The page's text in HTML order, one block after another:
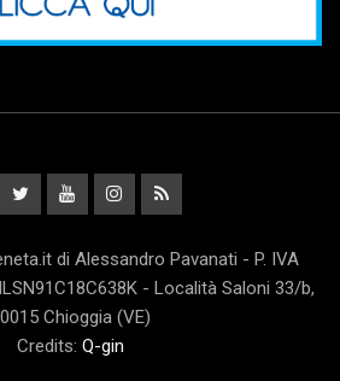
di Alessandro Pavanati - P. IVA
- Località Saloni 33/b,
Chioggia (VE)
Credits: Q-gin